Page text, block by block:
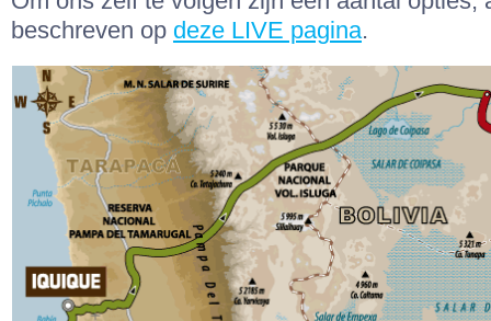
beschreven op deze LIVE pagina.